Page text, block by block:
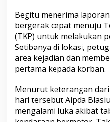
Begitu menerima
bergerak cepat menuju
(TKP) untuk melakukan
Setibanya di lokasi,
area kejadian dan
pertama kepada korban.
Menurut keterangan
hari tersebut Aipda
mengalami luka akibat